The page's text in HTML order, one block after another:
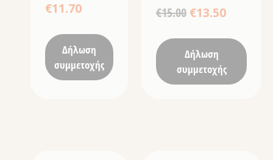
€11.70
Δήλωση
συμμετοχής
€15.00 €13.50
Δήλωση
συμμετοχής